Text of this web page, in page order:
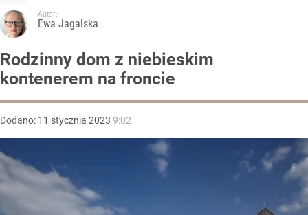
Autor:
Ewa Jagalska
Rodzinny dom z niebieskim
kontenerem na froncie
Dodano: 11 stycznia 2023 9:02